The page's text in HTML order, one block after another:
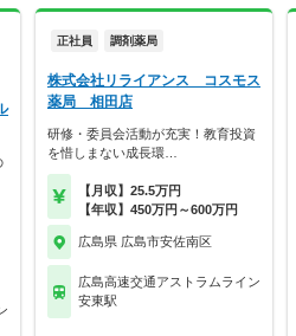
正社員 調剤薬局
株式会社リライアンス コスモス
薬局 相田店
研修・委員会活動が充実！教育投資
を惜しまない成長環…
【月収】25.5万円
【年収】450万円～600万円
広島県 広島市安佐南区
広島高速交通アストラムライン
安東駅